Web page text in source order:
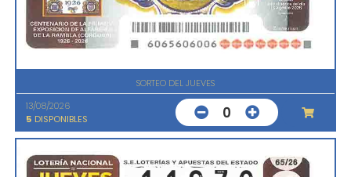
SORTEO DEL JUEVES
13/08/2026
5 DISPONIBLES 0